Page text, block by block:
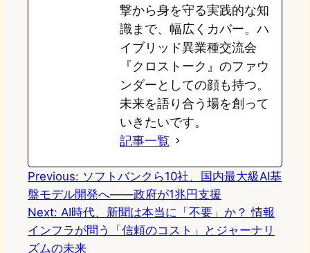
撃から身を守る実践的な知
識まで、幅広くカバー。ハ
イブリッド異業種交流会
『クロストーク』のファウ
ンダーとしての顔も持つ。
未来を語り合う場を創って
いきたいです。
記事一覧
Previous: ソフトバンクら10社、国内最大級AI基
盤モデル開発へ——政府が1兆円支援
Next: AI時代、新聞は本当に「不要」か？ 情報
インフラが問う「信頼のコスト」とジャーナリ
ズムの未来